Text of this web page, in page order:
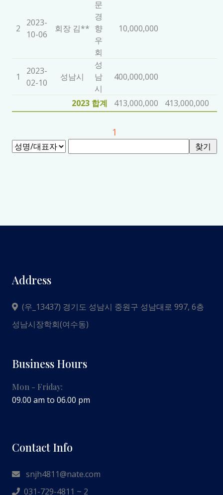
2
2023-
10-06
회장 김**
문
경
향
우
회
10,000,000
1
2023-
02-10
성남시
성
남
시
400,000,000
2023 합계 413,000,000 413,000,000
1
Address
(우_13437) 경기도 성남시 중원구 성남대로 997, 6층
성남시장학회(여수동)
Business Hours
Mon - Friday:
09.00 am to 06.00 pm
Contact Info
snjh4811@nate.com
031-729-4811 ~ 2